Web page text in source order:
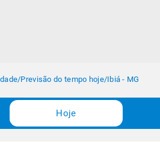
/Previsão do tempo hoje/Ibiá - MG
Hoje